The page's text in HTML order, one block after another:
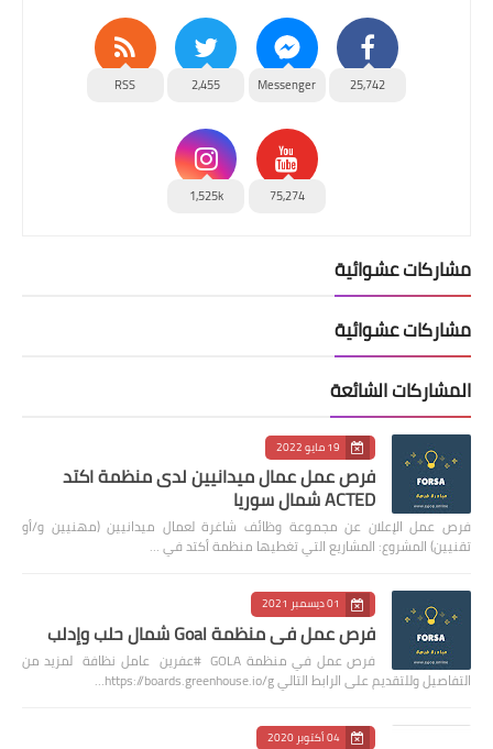
25,742
Messenger
2,455
RSS
75,274
1,525k
مشاركات عشوائية
مشاركات عشوائية
المشاركات الشائعة
19 مايو 2022
فرص عمل عمال ميدانيين لدى منظمة اكتد
ACTED شمال سوريا
فرص عمل الإعلان عن مجموعة وظائف شاغرة لعمال ميدانيين (مهنيين و/أو
تقنيين) المشروع: المشاريع التي تغطيها منظمة أكتد في …
01 ديسمبر 2021
فرص عمل في منظمة Goal شمال حلب وإدلب
فرص عمل في منظمة GOLA #عفرين عامل نظافة لمزيد من
التفاصيل وللتقديم على الرابط التالي https://boards.greenhouse.io/g…
04 أكتوبر 2020